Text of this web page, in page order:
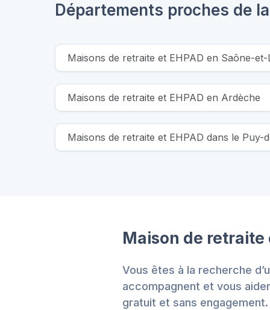
Départements proches de
Maisons de retraite et EHPAD en Saône-
Maisons de retraite et EHPAD en Ardèche
Maisons de retraite et EHPAD dans le Puy-
Maison de retraite
Vous êtes à la recherche
accompagnent et vous
gratuit et sans engagement.